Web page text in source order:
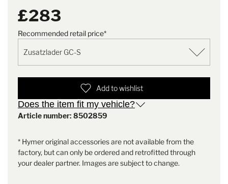
£283
Recommended retail price*
Add to wishlist
Does the item fit my vehicle?
Article number: 8502859
* Hymer original accessories are not available from the
factory, but can only be ordered and retrofitted through
your dealer partner. Images are subject to change.